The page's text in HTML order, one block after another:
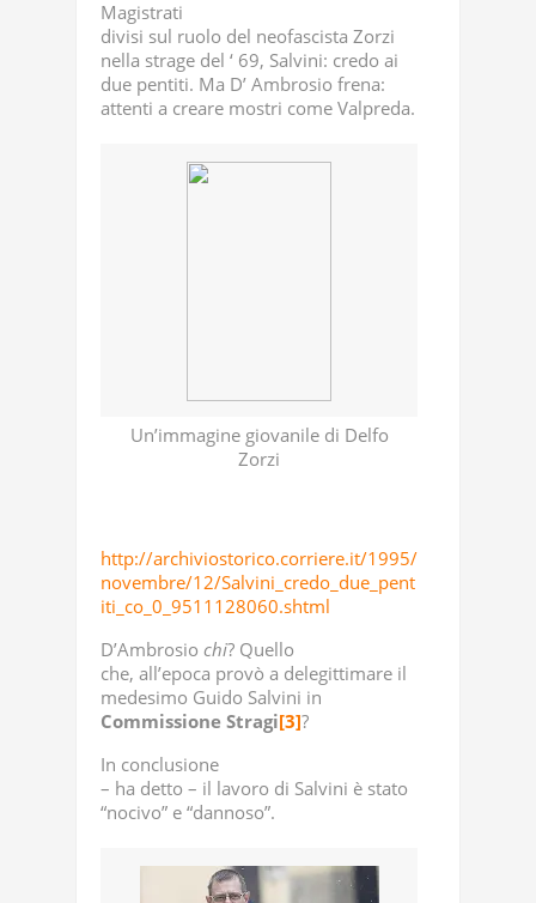
Magistrati
divisi sul ruolo del neofascista Zorzi
nella strage del ‘ 69, Salvini: credo ai
due pentiti. Ma D’ Ambrosio frena:
attenti a creare mostri come Valpreda.
Un’immagine giovanile di Delfo
Zorzi
http://archiviostorico.corriere.it/1995/
novembre/12/Salvini_credo_due_pent
iti_co_0_9511128060.shtml
D’Ambrosio chi? Quello
che, all’epoca provò a delegittimare il
medesimo Guido Salvini in
Commissione Stragi[3]?
In conclusione
– ha detto – il lavoro di Salvini è stato
“nocivo” e “dannoso”.